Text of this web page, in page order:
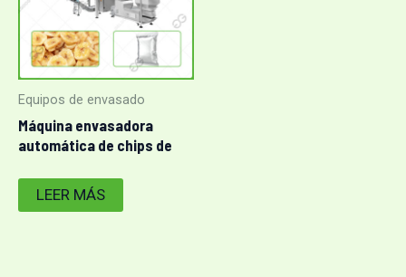
Equipos de envasado
Máquina envasadora
automática de chips de
LEER MÁS